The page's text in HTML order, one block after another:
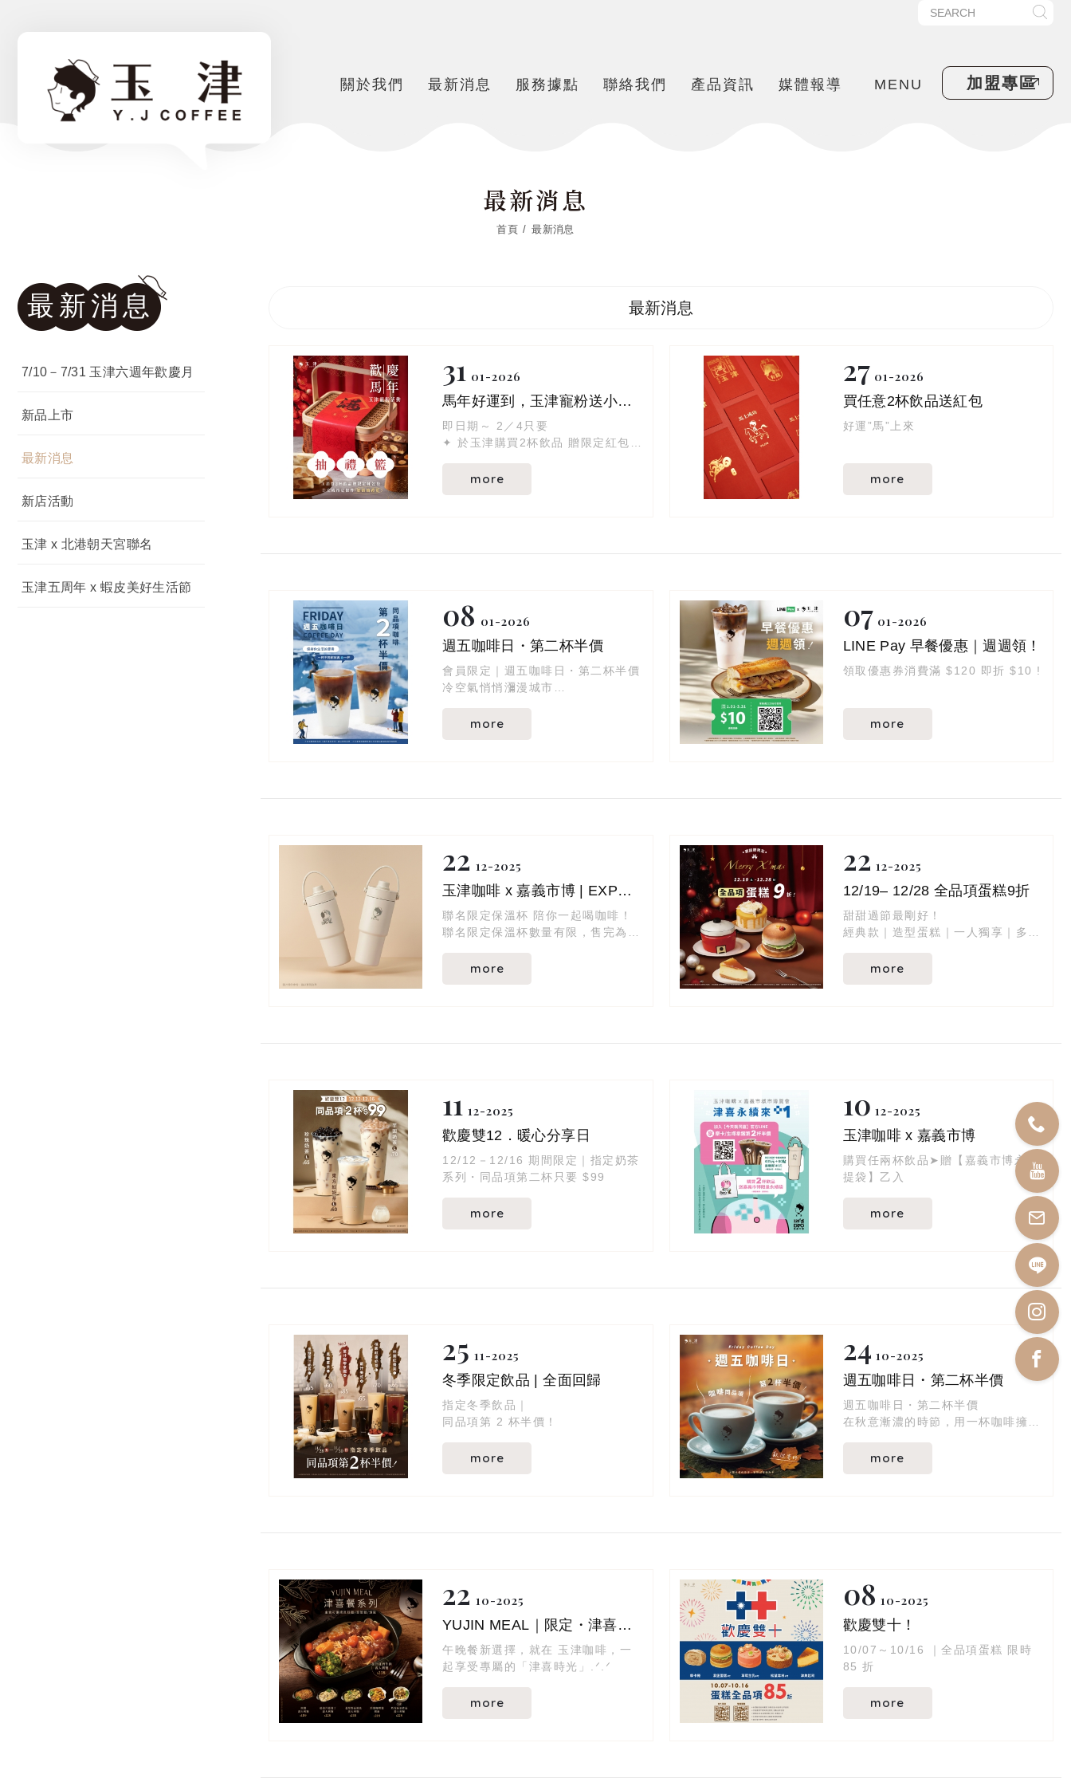
關於我們 最新消息 服務據點 聯絡我們 產品資訊 媒體報導 MENU 加盟專區
最新消息
首頁 最新消息
最新消息
7/10－7/31 玉津六週年歡慶月
新品上市
最新消息
新店活動
玉津 x 北港朝天宮聯名
玉津五周年 x 蝦皮美好生活節
最新消息
31 01 2026
馬年好運到，玉津寵粉送小禮籃！
即日期～ 2／4只要
✦ 於玉津購買2杯飲品 贈限定紅包袋
✦ Tag 兩位好友一起討好運
more
27 01 2026
買任意2杯飲品送紅包
好運”馬”上來
more
08 01 2026
週五咖啡日・第二杯半價
會員限定｜週五咖啡日・第二杯半價
冷空氣悄悄瀰漫城市
替自己，也替家人朋友暖暖身꒰
ღ˘◡˘ற꒱
冰的清爽、熱的醇厚
都是冬天裡，最剛好的陪伴
more
07 01 2026
LINE Pay 早餐優惠｜週週領！
領取優惠券消費滿 $120 即折 $10 !
more
22 12 2025
玉津咖啡 x 嘉義市博 | EXPO 2025 聯名限定保溫杯
聯名限定保溫杯 陪你一起喝咖啡！
聯名限定保溫杯數量有限，售完為止
more
22 12 2025
12/19– 12/28 全品項蛋糕9折
甜甜過節最剛好！
經典款｜造型蛋糕｜一人獨享｜多人
more
11 12 2025
歡慶雙12．暖心分享日
12/12－12/16 期間限定｜指定奶茶
系列・同品項第二杯只要 $99
more
10 12 2025
玉津咖啡 x 嘉義市博
購買任兩杯飲品➤贈【嘉義市博永續
提袋】乙入
more
25 11 2025
冬季限定飲品 | 全面回歸
指定冬季飲品｜
同品項第 2 杯半價！
more
24 10 2025
週五咖啡日・第二杯半價
週五咖啡日・第二杯半價
在秋意漸濃的時節，用一杯咖啡擁抱
｜玉津嚴選義式咖啡豆｜
ꕤ( ˘͈ ᵕ ˘͈♡)
．分店地址｜
h/all/1
．查看菜單｜
https://www.yujincafe.com/albu
m/all/1
．加盟合作｜
more
22 10 2025
YUJIN MEAL｜限定・津喜餐系列
午晚餐新選擇，就在 玉津咖啡，一
起享受專屬的「津喜時光」.ᐟ.ᐟ
more
08 10 2025
歡慶雙十！
10/07～10/16 ｜全品項蛋糕 限時
85 折
more